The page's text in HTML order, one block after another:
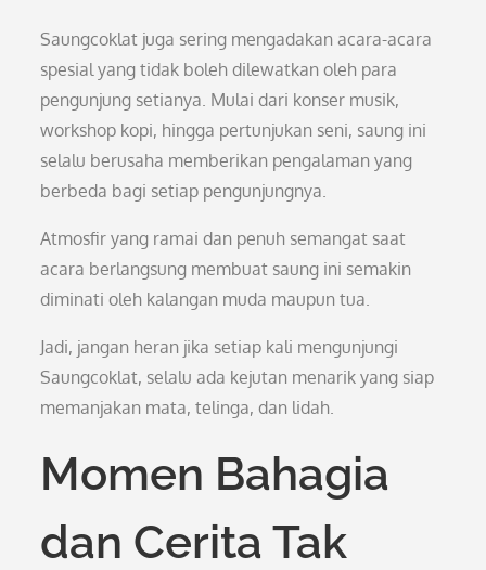
Saungcoklat juga sering mengadakan acara-acara
spesial yang tidak boleh dilewatkan oleh para
pengunjung setianya. Mulai dari konser musik,
workshop kopi, hingga pertunjukan seni, saung ini
selalu berusaha memberikan pengalaman yang
berbeda bagi setiap pengunjungnya.
Atmosfir yang ramai dan penuh semangat saat
acara berlangsung membuat saung ini semakin
diminati oleh kalangan muda maupun tua.
Jadi, jangan heran jika setiap kali mengunjungi
Saungcoklat, selalu ada kejutan menarik yang siap
memanjakan mata, telinga, dan lidah.
Momen Bahagia
dan Cerita Tak